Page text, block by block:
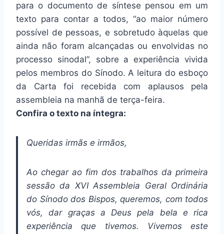
para o documento de síntese pensou em um
texto para contar a todos, “ao maior número
possível de pessoas, e sobretudo àquelas que
ainda não foram alcançadas ou envolvidas no
processo sinodal”, sobre a experiência vivida
pelos membros do Sínodo. A leitura do esboço
da Carta foi recebida com aplausos pela
assembleia na manhã de terça-feira.
Confira o texto na íntegra:
Queridas irmãs e irmãos,
Ao chegar ao fim dos trabalhos da primeira
sessão da XVI Assembleia Geral Ordinária
do Sínodo dos Bispos, queremos, com todos
vós, dar graças a Deus pela bela e rica
experiência que tivemos. Vivemos este